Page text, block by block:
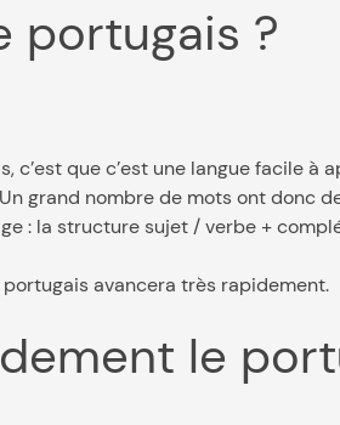
portugais ?
c’est que c’est une langue facile à
grand nombre de mots ont donc
: la structure sujet / verbe +
avancera très rapidement.
le